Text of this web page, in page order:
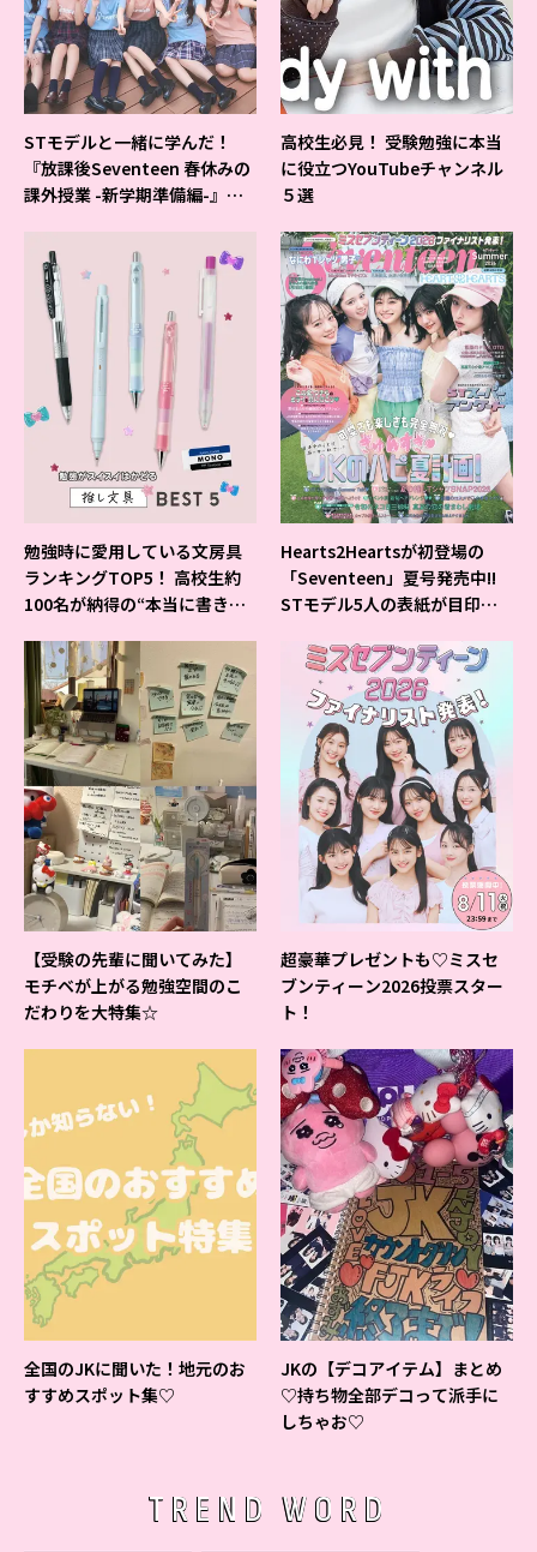
STモデルと一緒に学んだ！
『放課後Seventeen 春休みの
課外授業 -新学期準備編-』イ
高校生必見！ 受験勉強に本当
に役立つYouTubeチャンネル
５選
勉強時に愛用している文房具
ランキングTOP5！ 高校生約
100名が納得の“本当に書きや
Hearts2Heartsが初登場の
「Seventeen」夏号発売中!!
STモデル5人の表紙が目印だ
【受験の先輩に聞いてみた】
モチベが上がる勉強空間のこ
だわりを大特集☆
超豪華プレゼントも♡ミスセ
ブンティーン2026投票スター
ト！
全国のJKに聞いた！地元のお
すすめスポット集♡
JKの【デコアイテム】まとめ
♡持ち物全部デコって派手に
しちゃお♡
TREND WORD